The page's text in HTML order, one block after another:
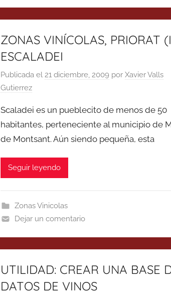
ZONAS VINÍCOLAS, PRIORAT
ESCALADEI
Publicada el21 diciembre, 2009 porXavier Valls
Gutierrez
Scaladei es un pueblecito de menos de 50
habitantes, perteneciente al municipio de
de Montsant. Aún siendo pequeña, esta
Seguir leyendo
Zonas Vinicolas
Dejar un comentario
UTILIDAD: CREAR UNA BASE
DATOS DE VINOS